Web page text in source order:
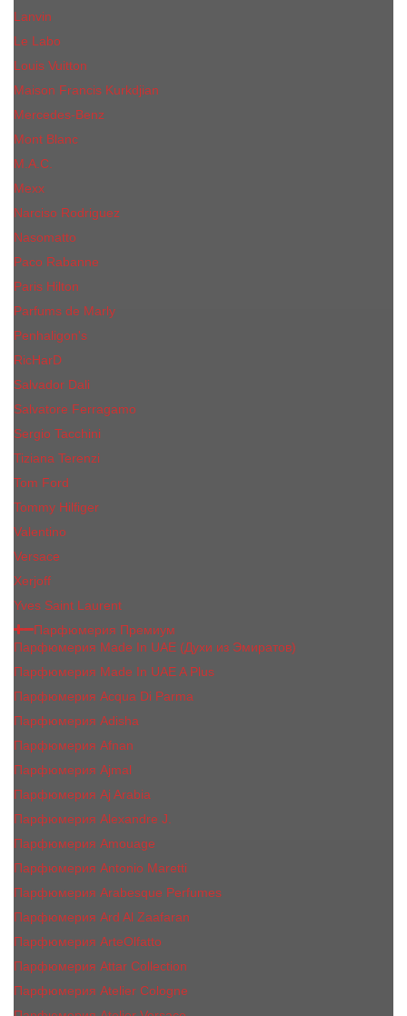
Lanvin
Le Labo
Louis Vuitton
Maison Francis Kurkdjian
Mercedes-Benz
Mont Blanc
M.А.C.
Mexx
Narciso Rodriguez
Nasomatto
Paco Rabanne
Paris Hilton
Parfums de Marly
Penhaligon​'s
RicHarD
Salvador Dali
Salvatore Ferragamo
Sergio Tacchini
Tiziana Terenzi
Tom Ford
Tommy Hilfiger
Valentino
Versace
Xerjoff
Yves Saint Laurent
Парфюмерия Премиум
Парфюмерия Made In UAE (Духи из Эмиратов)
Парфюмерия Made In UAE A Plus
Парфюмерия Acqua Di Parma
Парфюмерия Adisha
Парфюмерия Afnan
Парфюмерия Ajmal
Парфюмерия Aj Arabia
Парфюмерия Alexandre J.
Парфюмерия Amouage
Парфюмерия Antonio Maretti
Парфюмерия Arabesque Perfumes
Парфюмерия Ard Al Zaafaran
Парфюмерия ArteOlfatto
Парфюмерия Attar Collection
Парфюмерия Atelier Cologne